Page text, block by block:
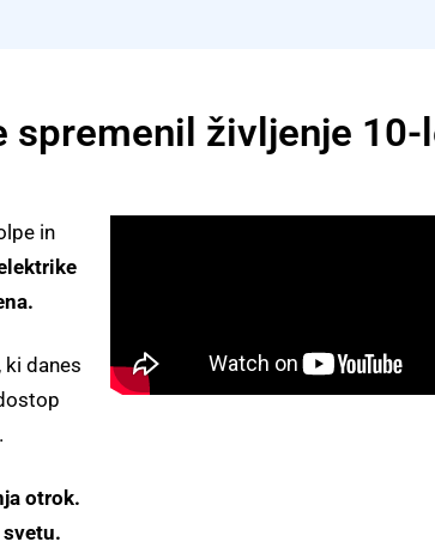
spremenil življenje
in
ki danes
.
otrok.